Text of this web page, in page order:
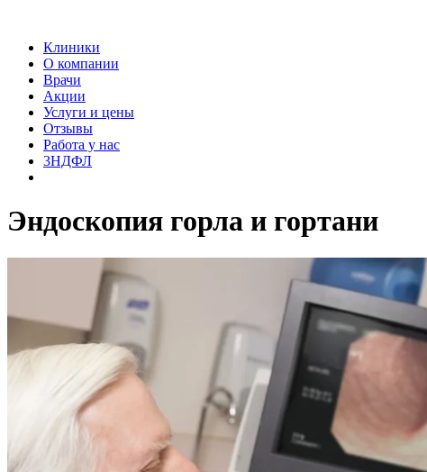
Клиники
О компании
Врачи
Акции
Услуги и цены
Отзывы
Работа у нас
3НДФЛ
Эндоскопия горла и гортани